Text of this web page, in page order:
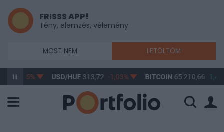
FRISSS APP!
Tény, elemzés, vélemény
MOST NEM LETÖLTÖM
-0,65% USD/HUF 313,72 -1,03% BITCOIN 65 210,66